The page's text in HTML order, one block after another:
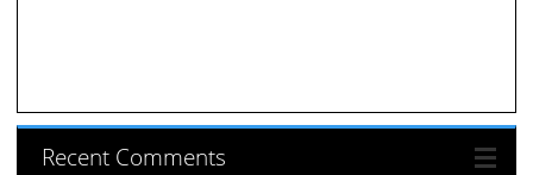
Recent Comments